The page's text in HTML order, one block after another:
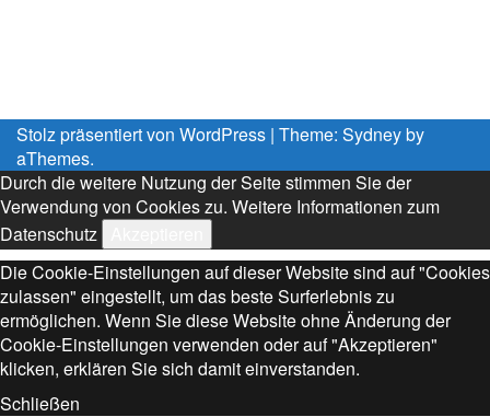
Stolz präsentiert von WordPress | Theme: Sydneyby
aThemes.
Durch die weitere Nutzung der Seite stimmen Sie der
Verwendung von Cookies zu. Weitere Informationen zum
Datenschutz
Die Cookie-Einstellungen auf dieser Website sind auf "Cookies
zulassen" eingestellt, um das beste Surferlebnis zu
ermöglichen. Wenn Sie diese Website ohne Änderung der
Cookie-Einstellungen verwenden oder auf "Akzeptieren"
klicken, erklären Sie sich damit einverstanden.
Schließen